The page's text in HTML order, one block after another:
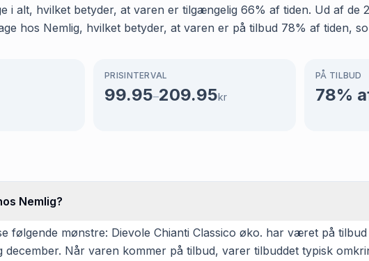
i alt, hvilket betyder, at varen er tilgængelig 66% af tiden. Ud af de
hos Nemlig, hvilket betyder, at varen er på tilbud 78% af tiden,
PRISINTERVAL
99.95–209.95kr
PÅ TILBUD
78%
Nemlig?
følgende mønstre: Dievole Chianti Classico øko. har været på
Når varen kommer på tilbud, varer tilbuddet typisk